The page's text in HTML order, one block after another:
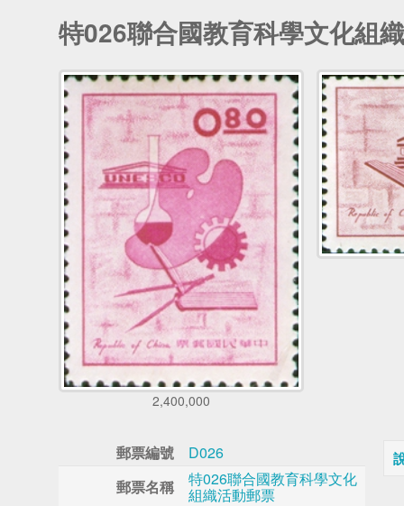
特026聯合國教育科學文化組
2,400,000
郵票編號
D026
郵票名稱
特026聯合國教育科學文化
組織活動郵票